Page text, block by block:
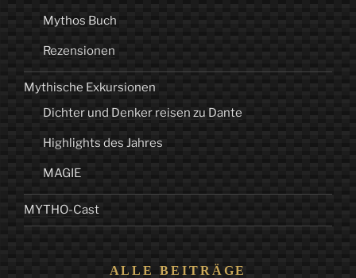
Mythos Buch
Rezensionen
Mythische Exkursionen
Dichter und Denker reisen zu Dante
Highlights des Jahres
MAGIE
MYTHO-Cast
ALLE BEITRÄGE